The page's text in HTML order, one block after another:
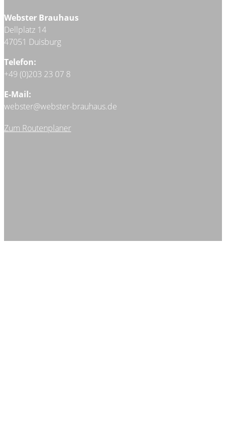
Webster Brauhaus
Dellplatz 14
47051 Duisburg
Telefon:
+49 (0)203 23 07 8
E-Mail:
webster@webster-brauhaus.de
Zum Routenplaner